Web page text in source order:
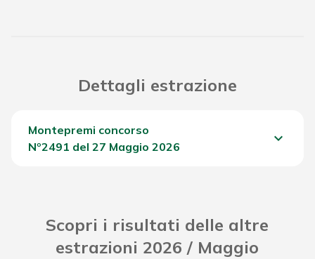
Dettagli estrazione
Montepremi concorso
Nº2491 del 27 Maggio 2026
keyboard_arrow_down
Scopri i risultati delle altre
estrazioni 2026 / Maggio